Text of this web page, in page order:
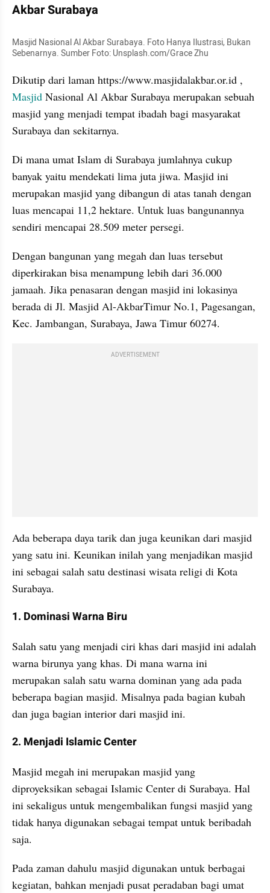
Akbar Surabaya
Masjid Nasional Al Akbar Surabaya. Foto Hanya Ilustrasi, Bukan
Sebenarnya. Sumber Foto: Unsplash.com/Grace Zhu
Masjid Nasional Al Akbar Surabaya merupakan sebuah
masjid yang menjadi tempat ibadah bagi masyarakat
Surabaya dan sekitarnya.
Di mana umat Islam di Surabaya jumlahnya cukup
banyak yaitu mendekati lima juta jiwa. Masjid ini
merupakan masjid yang dibangun di atas tanah dengan
luas mencapai 11,2 hektare. Untuk luas bangunannya
sendiri mencapai 28.509 meter persegi.
Dengan bangunan yang megah dan luas tersebut
diperkirakan bisa menampung lebih dari 36.000
jamaah. Jika penasaran dengan masjid ini lokasinya
berada di Jl. Masjid Al-AkbarTimur No.1, Pagesangan,
Kec. Jambangan, Surabaya, Jawa Timur 60274.
ADVERTISEMENT
Ada beberapa daya tarik dan juga keunikan dari masjid
yang satu ini. Keunikan inilah yang menjadikan masjid
ini sebagai salah satu destinasi wisata religi di Kota
Surabaya.
1. Dominasi Warna Biru
Salah satu yang menjadi ciri khas dari masjid ini adalah
warna birunya yang khas. Di mana warna ini
merupakan salah satu warna dominan yang ada pada
beberapa bagian masjid. Misalnya pada bagian kubah
dan juga bagian interior dari masjid ini.
2. Menjadi Islamic Center
Masjid megah ini merupakan masjid yang
diproyeksikan sebagai Islamic Center di Surabaya. Hal
ini sekaligus untuk mengembalikan fungsi masjid yang
tidak hanya digunakan sebagai tempat untuk beribadah
saja.
Pada zaman dahulu masjid digunakan untuk berbagai
kegiatan, bahkan menjadi pusat peradaban bagi umat